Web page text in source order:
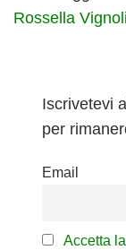
Rossella Vignoli
Iscrivetevi
per
Email
Accetta